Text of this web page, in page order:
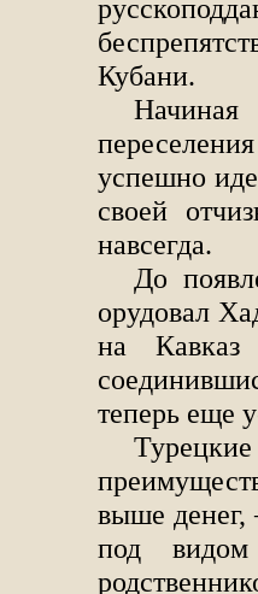
Кубани.
успешно
своей
навсегда.
До
орудовал
на
теперь еще
выше денег,
под